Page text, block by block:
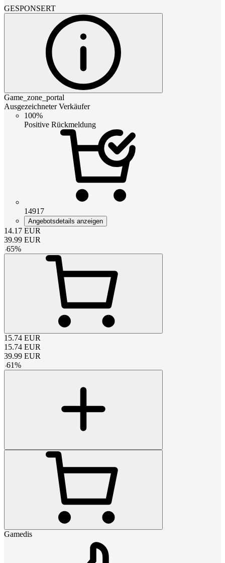
GESPONSERT
Game_zone_portal
Ausgezeichneter Verkäufer
100%
Positive Rückmeldung
14917
Angebotsdetails anzeigen
14.17 EUR
39.99 EUR
-65%
15.74 EUR
15.74 EUR
39.99 EUR
-61%
Gamedis